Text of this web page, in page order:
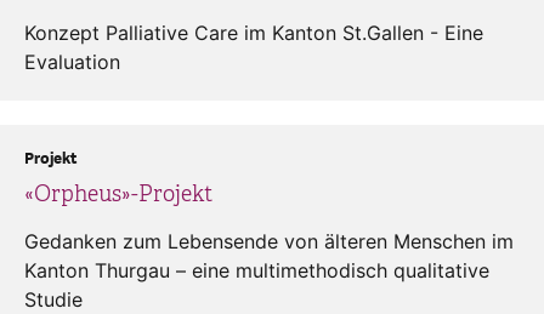
Konzept Palliative Care im Kanton St.Gallen - Eine
Evaluation
«Orpheus»-Projekt
Projekt
Gedanken zum Lebensende von älteren Menschen im
Kanton Thurgau – eine multimethodisch qualitative
Studie